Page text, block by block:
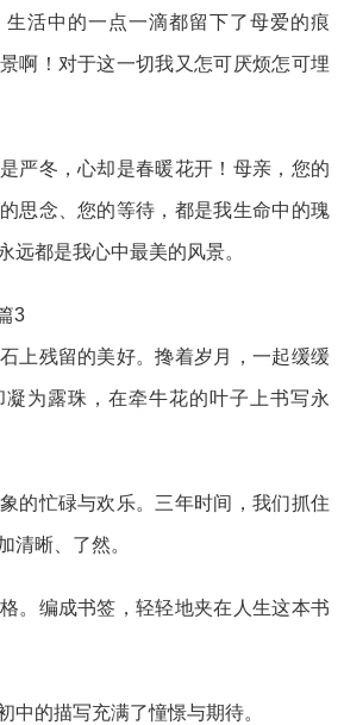
活中的一点一滴都留下了母爱的痕
啊！对于这一切我又怎可厌烦怎可埋
严冬，心却是春暖花开！母亲，您的
思念、您的等待，都是我生命中的瑰
远都是我心中最美的风景。
3
上残留的美好。搀着岁月，一起缓缓
为露珠，在牵牛花的叶子上书写永
的忙碌与欢乐。三年时间，我们抓住
清晰、了然。
。编成书签，轻轻地夹在人生这本书
中的描写充满了憧憬与期待。